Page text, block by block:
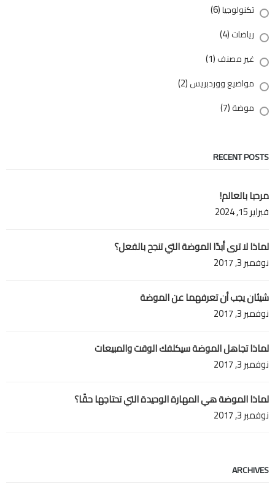
تكنولوجيا(6)
رياضات(4)
غير مصنف(1)
مواضيع ووردبريس(2)
موضة(7)
RECENT POSTS
مرحبا بالعالم!
فبراير 15, 2024
لماذا لا ترى أبدًا الموضة التي تنجح بالفعل؟
نوفمبر 3, 2017
شيئان يجب أن تعرفهما عن الموضة
نوفمبر 3, 2017
لماذا تجاهل الموضة سيكلفك الوقت والمبيعات
نوفمبر 3, 2017
لماذا الموضة هي المهارة الوحيدة التي تحتاجها حقًا؟
نوفمبر 3, 2017
ARCHIVES